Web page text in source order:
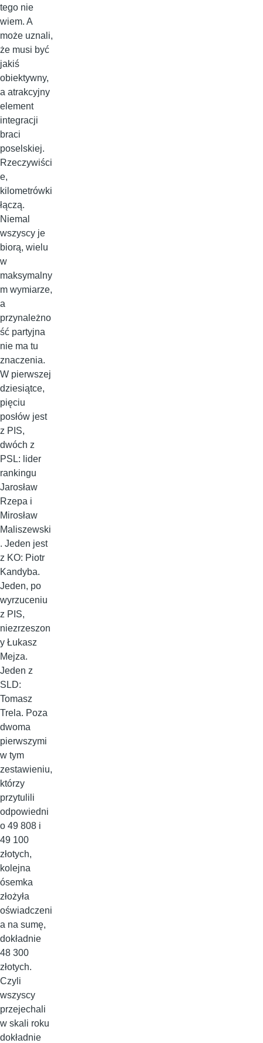
tego nie
wiem. A
może uznali,
że musi być
jakiś
obiektywny,
a atrakcyjny
element
integracji
braci
poselskiej.
Rzeczywiści
e,
kilometrówki
łączą.
Niemal
wszyscy je
biorą, wielu
w
maksymalny
m wymiarze,
a
przynależno
ść partyjna
nie ma tu
znaczenia.
W pierwszej
dziesiątce,
pięciu
posłów jest
z PIS,
dwóch z
PSL: lider
rankingu
Jarosław
Rzepa i
Mirosław
Maliszewski
. Jeden jest
z KO: Piotr
Kandyba.
Jeden, po
wyrzuceniu
z PIS,
niezrzeszon
y Łukasz
Mejza.
Jeden z
SLD:
Tomasz
Trela. Poza
dwoma
pierwszymi
w tym
zestawieniu,
którzy
przytulili
odpowiedni
o 49 808 i
49 100
złotych,
kolejna
ósemka
złożyła
oświadczeni
a na sumę,
dokładnie
48 300
złotych.
Czyli
wszyscy
przejechali
w skali roku
dokładnie